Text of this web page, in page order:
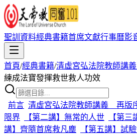
聖訓資料經典書籍首席文獻行事曆影
首頁/經典書籍/清虛宮弘法院教師講
練成法寶發揮救世救人功效
前言 清虛宮弘法院教師講義 再版
限界
【第二講】無常的人世 【第
講】齊隨首席救凡塵
【第五講】試